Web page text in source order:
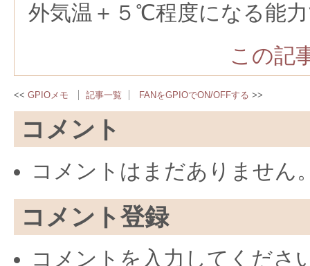
外気温＋５℃程度になる能
この記
GPIOメモ 記事一覧 FANをGPIOでON/OFFする
コメント
コメントはまだありません
コメント登録
コメントを入力してくださ